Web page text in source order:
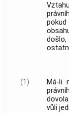
došlo,
(1)
Má-li
vůli